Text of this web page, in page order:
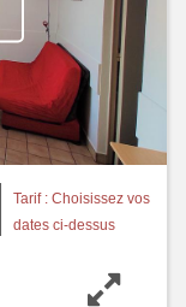
Tarif : Choisissez vos
dates ci-dessus